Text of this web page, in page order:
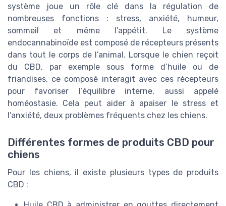
système joue un rôle clé dans la régulation de
nombreuses fonctions : stress, anxiété, humeur,
sommeil et même l’appétit. Le système
endocannabinoïde est composé de récepteurs présents
dans tout le corps de l’animal. Lorsque le chien reçoit
du CBD, par exemple sous forme d’huile ou de
friandises, ce composé interagit avec ces récepteurs
pour favoriser l’équilibre interne, aussi appelé
homéostasie. Cela peut aider à apaiser le stress et
l’anxiété, deux problèmes fréquents chez les chiens.
Différentes formes de produits CBD pour
chiens
Pour les chiens, il existe plusieurs types de produits
CBD :